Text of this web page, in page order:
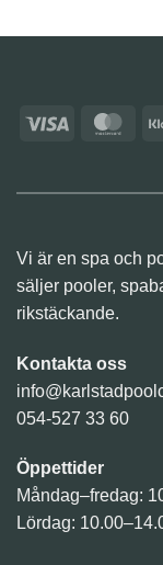
Visa
Vi är en spa och
säljer pooler,
rikstäckande.
Kontakta oss
054-527 33 60
Öppettider
Måndag–fredag:
Lördag: